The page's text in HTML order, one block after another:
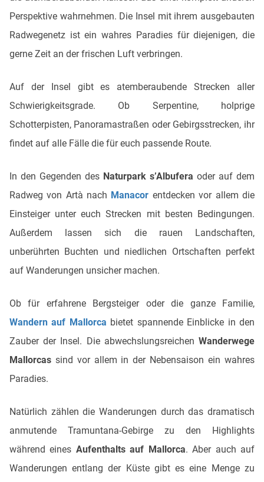
Perspektive wahrnehmen. Die Insel mit ihrem ausgebauten
Radwegenetz ist ein wahres Paradies für diejenigen, die
gerne Zeit an der frischen Luft verbringen.
Auf der Insel gibt es atemberaubende Strecken aller
Schwierigkeitsgrade. Ob Serpentine, holprige
Schotterpisten, Panoramastraßen oder Gebirgsstrecken, ihr
findet auf alle Fälle die für euch passende Route.
In den Gegenden des Naturpark s’Albufera oder auf dem
Radweg von Artà nach Manacor entdecken vor allem die
Einsteiger unter euch Strecken mit besten Bedingungen.
Außerdem lassen sich die rauen Landschaften,
unberührten Buchten und niedlichen Ortschaften perfekt
auf Wanderungen unsicher machen.
Ob für erfahrene Bergsteiger oder die ganze Familie,
Wandern auf Mallorca bietet spannende Einblicke in den
Zauber der Insel. Die abwechslungsreichen Wanderwege
Mallorcas sind vor allem in der Nebensaison ein wahres
Paradies.
Natürlich zählen die Wanderungen durch das dramatisch
anmutende Tramuntana-Gebirge zu den Highlights
während eines Aufenthalts auf Mallorca. Aber auch auf
Wanderungen entlang der Küste gibt es eine Menge zu